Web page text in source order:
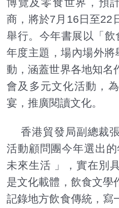
博覽及零食世界，預
商，將於7月16日至22
舉行。今年書展以「飲
年度主題，場內場外
動，涵蓋世界各地知名
會及多元文化活動，
宴，推廣閱讀文化。
香港貿發局副總裁
活動顧問團今年選出
未來生活 」，實在別
是文化載體，飲食文學
記錄地方飲食傳統，寫